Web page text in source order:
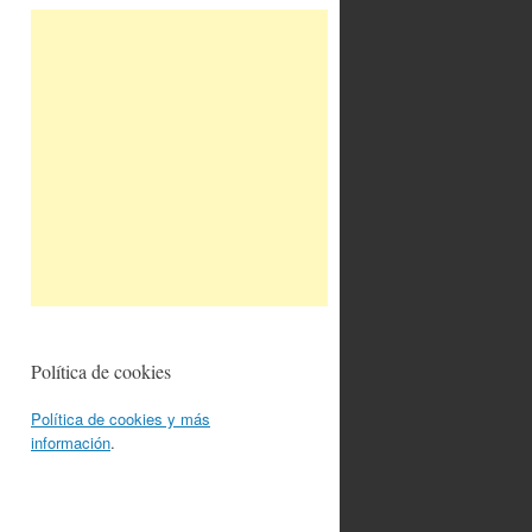
Política de cookies
Política de cookies y más
información.